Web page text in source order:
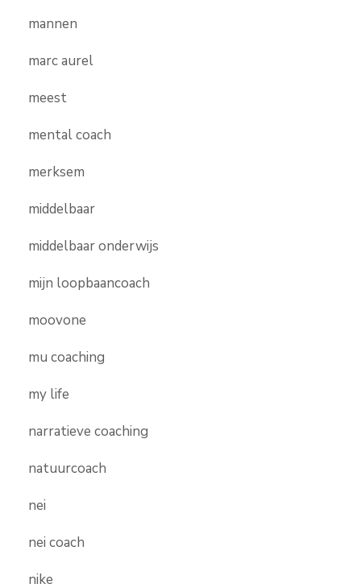
mannen
marc aurel
meest
mental coach
merksem
middelbaar
middelbaar onderwijs
mijn loopbaancoach
moovone
mu coaching
my life
narratieve coaching
natuurcoach
nei
nei coach
nike